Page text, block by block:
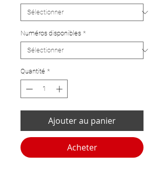
Numéros disponibles *
Quantité *
Ajouter au panier
Acheter